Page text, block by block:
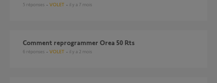
5 réponses VOLET il y a 7 mois
comment reprogrammer Orea 50 Rts
6 réponses VOLET il y a 2 mois